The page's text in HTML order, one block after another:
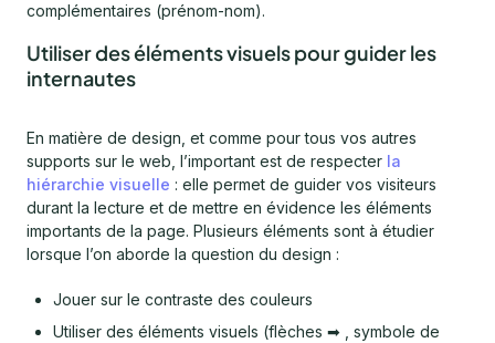
complémentaires (prénom-nom).
Utiliser des éléments visuels pour guider les
internautes
En matière de design, et comme pour tous vos autres
supports sur le web, l’important est de respecter la
hiérarchie visuelle : elle permet de guider vos visiteurs
durant la lecture et de mettre en évidence les éléments
importants de la page. Plusieurs éléments sont à étudier
lorsque l’on aborde la question du design :
Jouer sur le contraste des couleurs
Utiliser des éléments visuels (flèches ➡ , symbole de